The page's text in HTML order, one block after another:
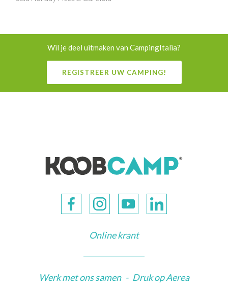
Wil je deel uitmaken van CampingItalia?
REGISTREER UW CAMPING!
Online krant
Werk met ons samen - Druk op Aerea